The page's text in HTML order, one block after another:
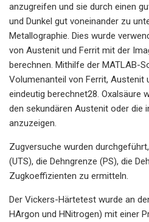
anzugreifen und sie durch einen
und Dunkel gut voneinander zu
Metallographie. Dies wurde
von Austenit und Ferrit mit der
berechnen. Mithilfe der MATLAB-
Volumenanteil von Ferrit, Austenit
eindeutig berechnet28. Oxalsäure
den sekundären Austenit oder die
anzuzeigen.
Zugversuche wurden
(UTS), die Dehngrenze (PS), die
Zugkoeffizienten zu ermitteln.
Der Vickers-Härtetest wurde an
HArgon und HNitrogen) mit einer